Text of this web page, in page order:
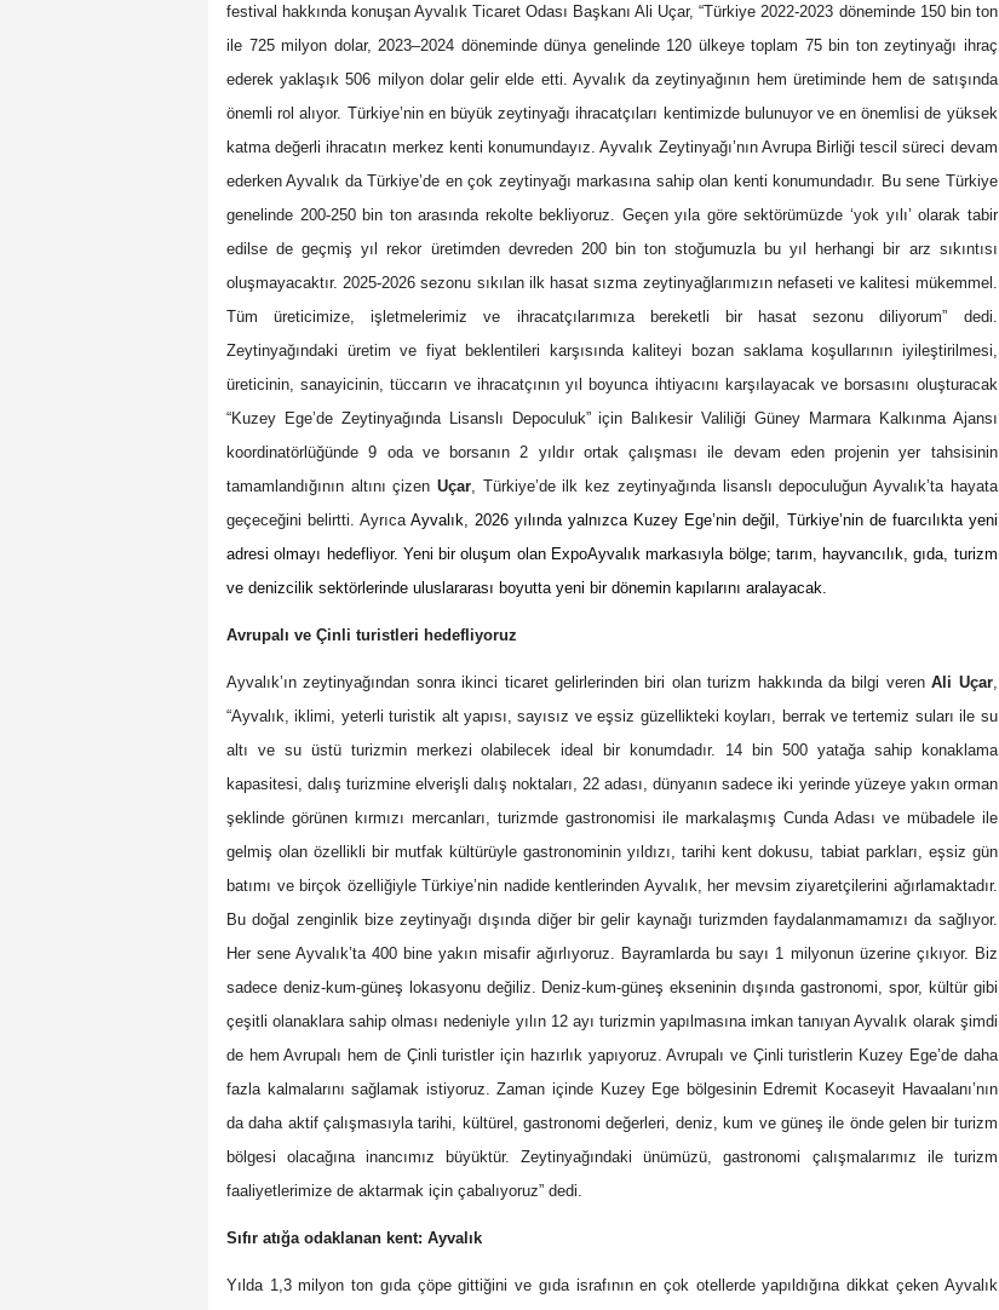
festival hakkında konuşan Ayvalık Ticaret Odası Başkanı Ali Uçar, “Türkiye 2022-2023 döneminde 150 bin ton
ile 725 milyon dolar, 2023–2024 döneminde dünya genelinde 120 ülkeye toplam 75 bin ton zeytinyağı ihraç
ederek yaklaşık 506 milyon dolar gelir elde etti. Ayvalık da zeytinyağının hem üretiminde hem de satışında
önemli rol alıyor. Türkiye’nin en büyük zeytinyağı ihracatçıları kentimizde bulunuyor ve en önemlisi de yüksek
katma değerli ihracatın merkez kenti konumundayız. Ayvalık Zeytinyağı’nın Avrupa Birliği tescil süreci devam
ederken Ayvalık da Türkiye’de en çok zeytinyağı markasına sahip olan kenti konumundadır. Bu sene Türkiye
genelinde 200-250 bin ton arasında rekolte bekliyoruz. Geçen yıla göre sektörümüzde ‘yok yılı’ olarak tabir
edilse de geçmiş yıl rekor üretimden devreden 200 bin ton stoğumuzla bu yıl herhangi bir arz sıkıntısı
oluşmayacaktır. 2025-2026 sezonu sıkılan ilk hasat sızma zeytinyağlarımızın nefaseti ve kalitesi mükemmel.
Tüm üreticimize, işletmelerimiz ve ihracatçılarımıza bereketli bir hasat sezonu diliyorum” dedi.
Zeytinyağındaki üretim ve fiyat beklentileri karşısında kaliteyi bozan saklama koşullarının iyileştirilmesi,
üreticinin, sanayicinin, tüccarın ve ihracatçının yıl boyunca ihtiyacını karşılayacak ve borsasını oluşturacak
“Kuzey Ege’de Zeytinyağında Lisanslı Depoculuk” için Balıkesir Valiliği Güney Marmara Kalkınma Ajansı
koordinatörlüğünde 9 oda ve borsanın 2 yıldır ortak çalışması ile devam eden projenin yer tahsisinin
tamamlandığının altını çizenUçar , Türkiye’de ilk kez zeytinyağında lisanslı depoculuğun Ayvalık’ta hayata
geçeceğini belirtti. AyrıcaAyvalık, 2026 yılında yalnızca Kuzey Ege’nin değil, Türkiye’nin de fuarcılıkta yeni
adresi olmayı hedefliyor. Yeni bir oluşum olan ExpoAyvalık markasıyla bölge; tarım, hayvancılık, gıda, turizm
ve denizcilik sektörlerinde uluslararası boyutta yeni bir dönemin kapılarını aralayacak.
Avrupalı ve Çinli turistleri hedefliyoruz
Ayvalık’ın zeytinyağından sonra ikinci ticaret gelirlerinden biri olan turizm hakkında da bilgi verenAli Uçar,
“Ayvalık, iklimi, yeterli turistik alt yapısı, sayısız ve eşsiz güzellikteki koyları, berrak ve tertemiz suları ile su
altı ve su üstü turizmin merkezi olabilecek ideal bir konumdadır. 14 bin 500 yatağa sahip konaklama
kapasitesi, dalış turizmine elverişli dalış noktaları, 22 adası, dünyanın sadece iki yerinde yüzeye yakın orman
şeklinde görünen kırmızı mercanları, turizmde gastronomisi ile markalaşmış Cunda Adası ve mübadele ile
gelmiş olan özellikli bir mutfak kültürüyle gastronominin yıldızı, tarihi kent dokusu, tabiat parkları, eşsiz gün
batımı ve birçok özelliğiyle Türkiye’nin nadide kentlerinden Ayvalık, her mevsim ziyaretçilerini ağırlamaktadır.
Bu doğal zenginlik bize zeytinyağı dışında diğer bir gelir kaynağı turizmden faydalanmamamızı da sağlıyor.
Her sene Ayvalık’ta 400 bine yakın misafir ağırlıyoruz. Bayramlarda bu sayı 1 milyonun üzerine çıkıyor. Biz
sadece deniz-kum-güneş lokasyonu değiliz. Deniz-kum-güneş ekseninin dışında gastronomi, spor, kültür gibi
çeşitli olanaklara sahip olması nedeniyle yılın 12 ayı turizmin yapılmasına imkan tanıyan Ayvalık olarak şimdi
de hem Avrupalı hem de Çinli turistler için hazırlık yapıyoruz. Avrupalı ve Çinli turistlerin Kuzey Ege’de daha
fazla kalmalarını sağlamak istiyoruz. Zaman içinde Kuzey Ege bölgesinin Edremit Kocaseyit Havaalanı’nın
da daha aktif çalışmasıyla tarihi, kültürel, gastronomi değerleri, deniz, kum ve güneş ile önde gelen bir turizm
bölgesi olacağına inancımız büyüktür. Zeytinyağındaki ünümüzü, gastronomi çalışmalarımız ile turizm
faaliyetlerimize de aktarmak için çabalıyoruz” dedi.
Sıfır atığa odaklanan kent: Ayvalık
Yılda 1,3 milyon ton gıda çöpe gittiğini ve gıda israfının en çok otellerde yapıldığına dikkat çeken Ayvalık